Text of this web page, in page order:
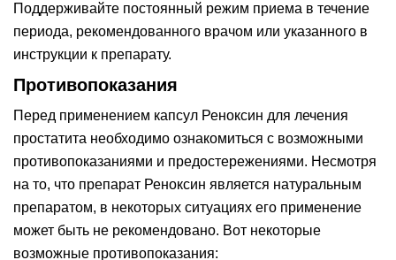
Поддерживайте постоянный режим приема в течение
периода, рекомендованного врачом или указанного в
инструкции к препарату.
Противопоказания
Перед применением капсул Реноксин для лечения
простатита необходимо ознакомиться с возможными
противопоказаниями и предостережениями. Несмотря
на то, что препарат Реноксин является натуральным
препаратом, в некоторых ситуациях его применение
может быть не рекомендовано. Вот некоторые
возможные противопоказания: